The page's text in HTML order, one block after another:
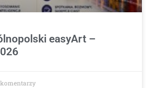
easyArt –